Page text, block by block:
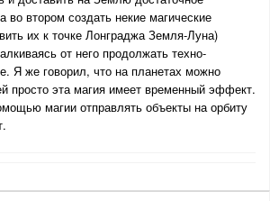
во втором создать некие магические
их к точке Лонграджа Земля-Луна)
от него продолжать техно-
Я же говорил, что на планетах можно
просто эта магия имеет временный эффект.
магии отправлять объекты на орбиту